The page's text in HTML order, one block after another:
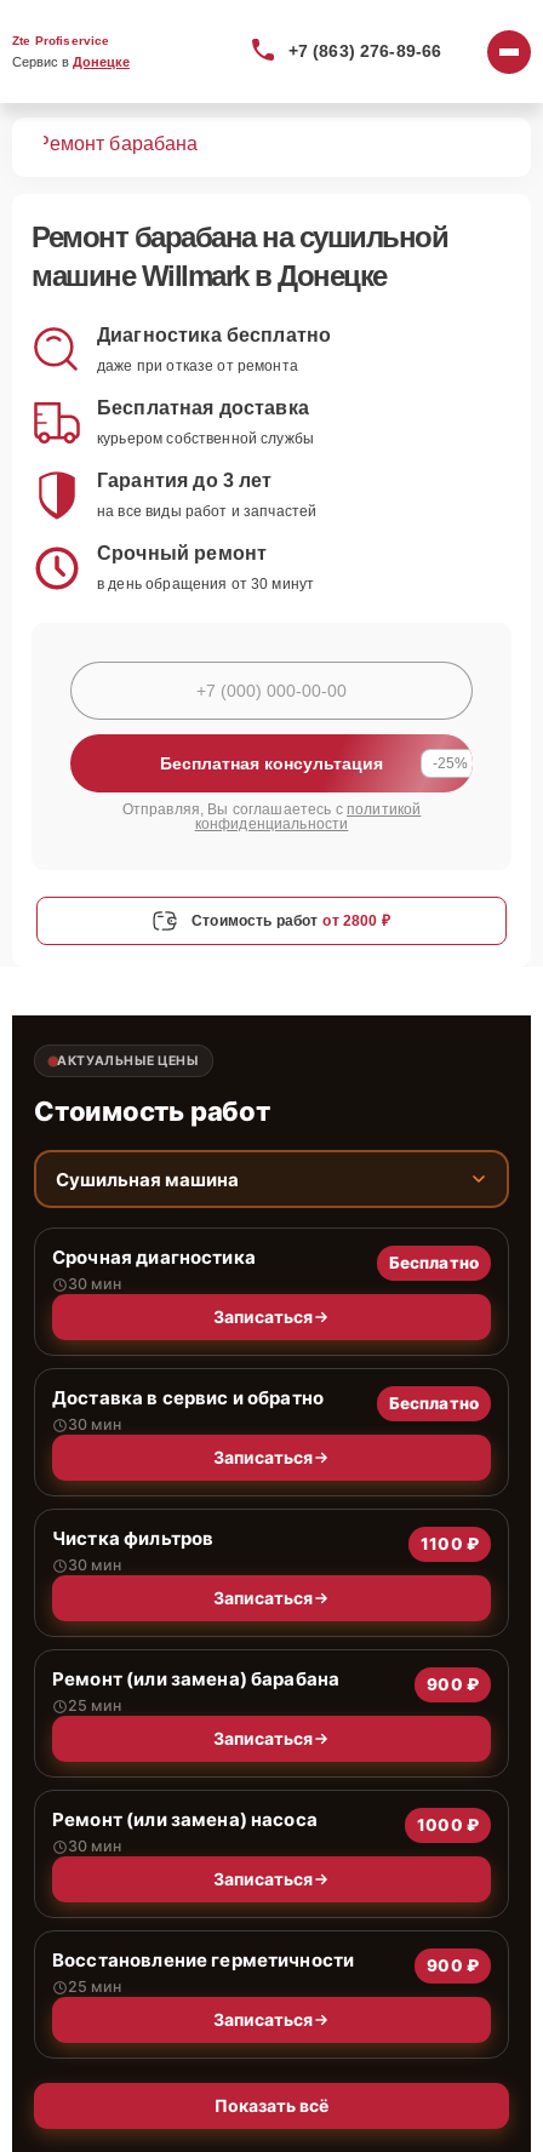
Zte Profiservice
Сервис в Донецке
+7 (863) 276-89-66
Ремонт барабана
Ремонт барабанана сушильной
машине Willmark в Донецке
Диагностика бесплатно
даже при отказе от ремонта
Бесплатная доставка
курьером собственной службы
Гарантия до 3 лет
на все виды работ и запчастей
Срочный ремонт
в день обращения от 30 минут
Бесплатная консультация -25%
Отправляя, Вы соглашаетесь с политикой
конфиденциальности
Стоимость работ от 2800 ₽
АКТУАЛЬНЫЕ ЦЕНЫ
Стоимость работ
Сушильная машина
Срочная диагностика
30 мин
Бесплатно
Записаться
Доставка в сервис и обратно
30 мин
Бесплатно
Записаться
Чистка фильтров
30 мин
1100 ₽
Записаться
Ремонт (или замена) барабана
25 мин
900 ₽
Записаться
Ремонт (или замена) насоса
30 мин
1000 ₽
Записаться
Восстановление герметичности
25 мин
900 ₽
Записаться
Показать всё